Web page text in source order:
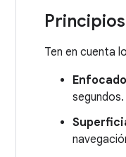
Principios
Ten en cuenta
segundos.